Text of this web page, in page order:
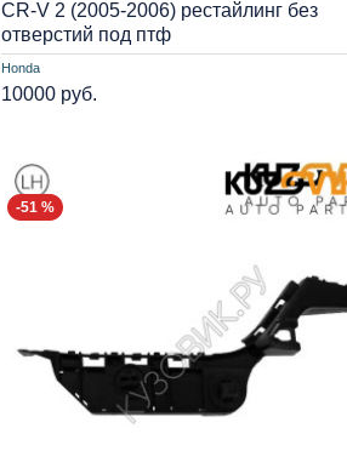
Honda
CR-V 2 (2005-2006) рестайлинг без
отверстий под птф
10000 руб.
-51 %